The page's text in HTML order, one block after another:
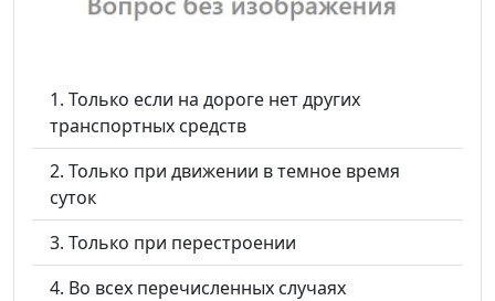
Только если на дороге нет других
транспортных средств
Только при движении в темное время
суток
Только при перестроении
Во всех перечисленных случаях